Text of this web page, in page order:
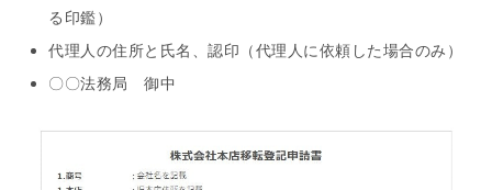
る印鑑）
代理人の住所と氏名、認印（代理人に依頼した場合のみ）
〇〇法務局 御中